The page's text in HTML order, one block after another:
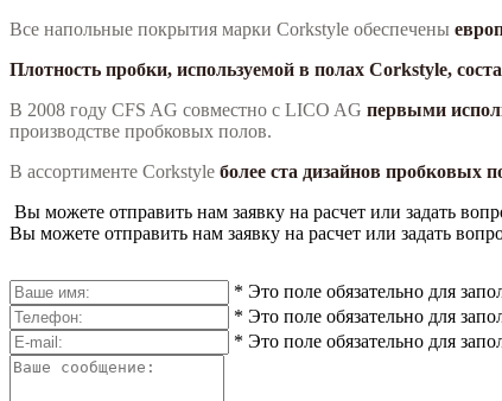
Все напольные покрытия марки Corkstyle обеспечены
Плотность пробки, используемой в полах Corkstyle,
В 2008 году CFS AG совместно с LICO AG первыми
производстве пробковых полов.
В ассортименте Corkstyle более ста дизайнов пробковых
Вы можете отправить нам заявку на расчет или задать
Вы можете отправить нам заявку на расчет или задать
* Это поле обязательно для
* Это поле обязательно для
* Это поле обязательно для